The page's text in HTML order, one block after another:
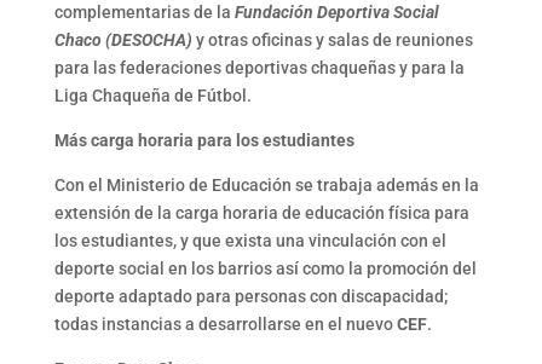
complementarias de la Fundación Deportiva Social
Chaco (DESOCHA) y otras oficinas y salas de reuniones
para las federaciones deportivas chaqueñas y para la
Liga Chaqueña de Fútbol.
Más carga horaria para los estudiantes
Con el Ministerio de Educación se trabaja además en la
extensión de la carga horaria de educación física para
los estudiantes, y que exista una vinculación con el
deporte social en los barrios así como la promoción del
deporte adaptado para personas con discapacidad;
todas instancias a desarrollarse en el nuevoCEF.